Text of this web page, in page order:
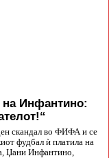
Инфантино:
скандал во ФИФА и се
фудбал ѝ платила на
Џани Инфантино,